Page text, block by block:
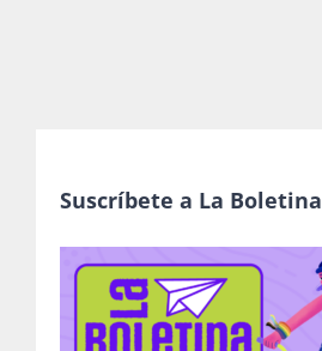
Suscríbete a La Boletina